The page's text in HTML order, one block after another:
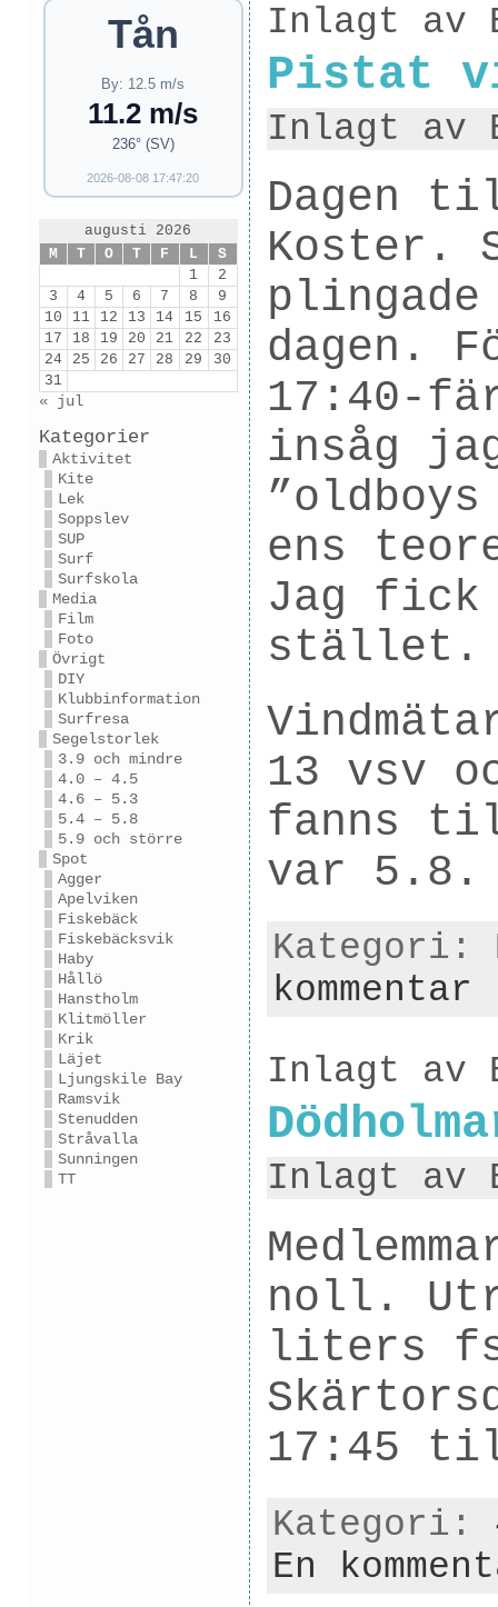
Tån
By: 12.5 m/s
11.2 m/s
236° (SV)
2026-08-08 17:47:20
augusti 2026
M
T O T F L
S
1
2
3
4 5 6 7 8
9
10
11 12 13 14 15
16
17
18 19 20 21 22
23
24
25 26 27 28 29
30
31
« jul
Kategorier
Aktivitet
Kite
Lek
Soppslev
SUP
Surf
Surfskola
Media
Film
Foto
Övrigt
DIY
Klubbinformation
Surfresa
Segelstorlek
3.9 och mindre
4.0 – 4.5
4.6 – 5.3
5.4 – 5.8
5.9 och större
Spot
Agger
Apelviken
Fiskebäck
Fiskebäcksvik
Haby
Hållö
Hanstholm
Klitmöller
Krik
Läjet
Ljungskile Bay
Ramsvik
Stenudden
Stråvalla
Sunningen
TT
Inlagt av
Pistat
Inlagt av
Dagen
Koster.
dagen.
17:40-
insåg
ens
Jag
stället.
13 vsv
fanns
var
Kategori:
kommentar
Inlagt av
Inlagt av
noll.
liters
17:45
Kategori:
En